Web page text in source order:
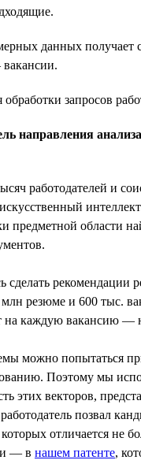
данных получает
обработки запросов
направления
работодателей и
предметной области
сделать рекомендации
резюме и 600 тыс.
на каждую вакансию —
можно попытаться
Поэтому мы
этих векторов,
позвал
отличается не
— в нашем патенте,